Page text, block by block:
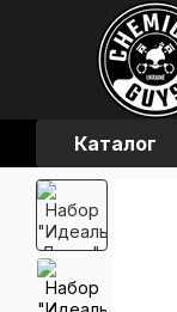
Перейти к
Каталог